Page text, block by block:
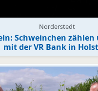
Norderstedt
Schweinchen
mit der VR Bank in